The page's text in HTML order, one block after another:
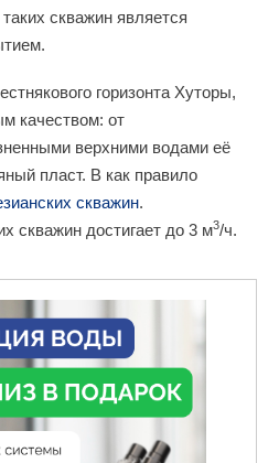
скважин является
горизонта Хуторы,
качеством: от
верхними водами её
пласт. В как правило
скважин.
скважин достигает до 3 м3/ч.